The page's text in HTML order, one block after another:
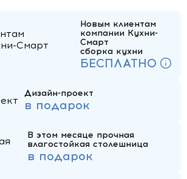
Новым клиентам
компании Кухни-
Смарт
сборка кухни
БЕСПЛАТНО
Дизайн-проект
в подарок
В этом месяце прочная
влагостойкая столешница
в подарок